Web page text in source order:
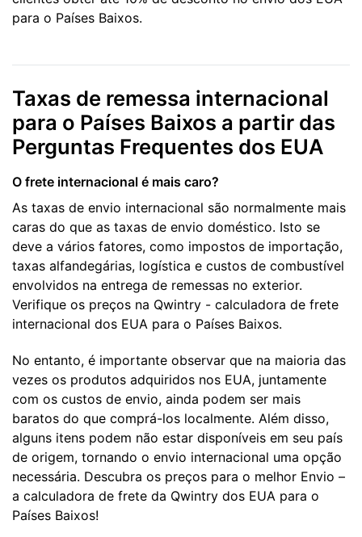
para o Países Baixos.
Taxas de remessa internacional
para o Países Baixos a partir das
Perguntas Frequentes dos EUA
O frete internacional é mais caro?
As taxas de envio internacional são normalmente mais
caras do que as taxas de envio doméstico. Isto se
deve a vários fatores, como impostos de importação,
taxas alfandegárias, logística e custos de combustível
envolvidos na entrega de remessas no exterior.
Verifique os preços na Qwintry - calculadora de frete
internacional dos EUA para o Países Baixos.
No entanto, é importante observar que na maioria das
vezes os produtos adquiridos nos EUA, juntamente
com os custos de envio, ainda podem ser mais
baratos do que comprá-los localmente. Além disso,
alguns itens podem não estar disponíveis em seu país
de origem, tornando o envio internacional uma opção
necessária. Descubra os preços para o melhor Envio –
a calculadora de frete da Qwintry dos EUA para o
Países Baixos!